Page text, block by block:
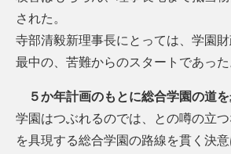
された。
寺部清毅新理事長にとっては、学園
最中の、苦難からのスタートであった
５か年計画のもとに総合学園の道
学園はつぶれるのでは、との噂の立
を具現する総合学園の路線を貫く決